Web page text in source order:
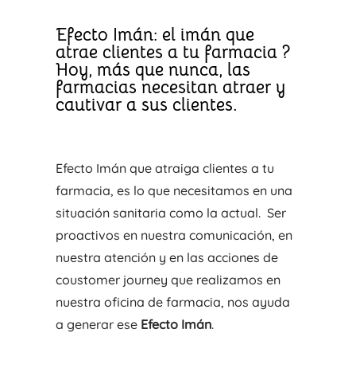
Efecto Imán: el imán que
atrae clientes a tu farmacia ?
Hoy, más que nunca, las
farmacias necesitan atraer y
cautivar a sus clientes.
Efecto Imán que atraiga clientes a tu
farmacia, es lo que necesitamos en una
situación sanitaria como la actual. Ser
proactivos en nuestra comunicación, en
nuestra atención y en las acciones de
coustomer journey que realizamos en
nuestra oficina de farmacia, nos ayuda
a generar ese Efecto Imán.